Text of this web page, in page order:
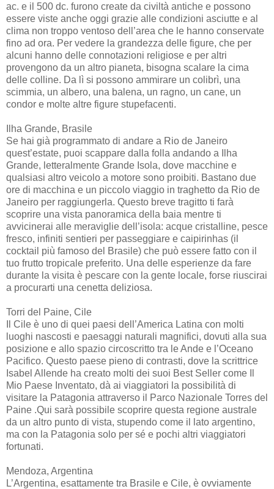
ac. e il 500 dc. furono create da civiltà antiche e possono
essere viste anche oggi grazie alle condizioni asciutte e al
clima non troppo ventoso dell’area che le hanno conservate
fino ad ora. Per vedere la grandezza delle figure, che per
alcuni hanno delle connotazioni religiose e per altri
provengono da un altro pianeta, bisogna scalare la cima
delle colline. Da lì si possono ammirare un colibrì, una
scimmia, un albero, una balena, un ragno, un cane, un
condor e molte altre figure stupefacenti.
Ilha Grande, Brasile
Se hai già programmato di andare a Rio de Janeiro
quest’estate, puoi scappare dalla folla andando a Ilha
Grande, letteralmente Grande Isola, dove macchine e
qualsiasi altro veicolo a motore sono proibiti. Bastano due
ore di macchina e un piccolo viaggio in traghetto da Rio de
Janeiro per raggiungerla. Questo breve tragitto ti farà
scoprire una vista panoramica della baia mentre ti
avvicinerai alle meraviglie dell’isola: acque cristalline, pesce
fresco, infiniti sentieri per passeggiare e caipirinhas (il
cocktail più famoso del Brasile) che può essere fatto con il
tuo frutto tropicale preferito. Una delle esperienze da fare
durante la visita è pescare con la gente locale, forse riuscirai
a procurarti una cenetta deliziosa.
Torri del Paine, Cile
Il Cile è uno di quei paesi dell’America Latina con molti
luoghi nascosti e paesaggi naturali magnifici, dovuti alla sua
posizione e allo spazio circoscritto tra le Ande e l’Oceano
Pacifico. Questo paese pieno di contrasti, dove la scrittrice
Isabel Allende ha creato molti dei suoi Best Seller come Il
Mio Paese Inventato, dà ai viaggiatori la possibilità di
visitare la Patagonia attraverso il Parco Nazionale Torres del
Paine .Qui sarà possibile scoprire questa regione australe
da un altro punto di vista, stupendo come il lato argentino,
ma con la Patagonia solo per sé e pochi altri viaggiatori
fortunati.
Mendoza, Argentina
L’Argentina, esattamente tra Brasile e Cile, è ovviamente